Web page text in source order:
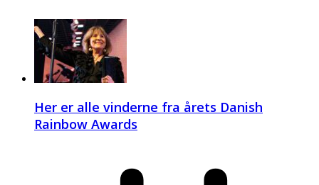
Her er alle vinderne fra årets Danish
Rainbow Awards